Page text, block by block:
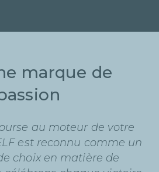
marque de
au moteur de votre
est reconnu comme un
choix en matière de